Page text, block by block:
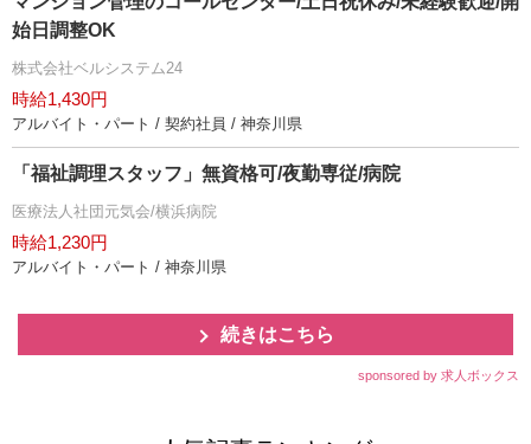
始日調整OK
株式会社ベルシステム24
時給1,430円
アルバイト・パート / 契約社員 / 神奈川県
「福祉調理スタッフ」無資格可/夜勤専従/病院
医療法人社団元気会/横浜病院
時給1,230円
アルバイト・パート / 神奈川県
続きはこちら
sponsored by 求人ボックス